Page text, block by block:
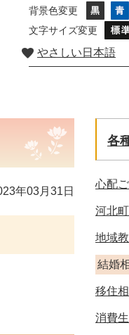
背景色変更
文字サイズ変更
やさしい日本語
年03月31日
各
心配
河北
地域
結婚
移住
消費